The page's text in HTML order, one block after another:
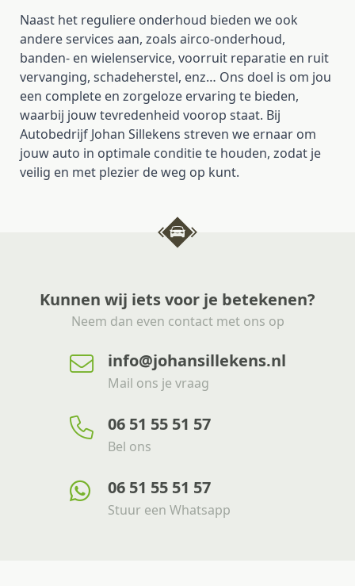
Naast het reguliere onderhoud bieden we ook
andere services aan, zoals airco-onderhoud,
banden- en wielenservice, voorruit reparatie en ruit
vervanging, schadeherstel, enz… Ons doel is om jou
een complete en zorgeloze ervaring te bieden,
waarbij jouw tevredenheid voorop staat. Bij
Autobedrijf Johan Sillekens streven we ernaar om
jouw auto in optimale conditie te houden, zodat je
veilig en met plezier de weg op kunt.
Kunnen wij iets voor je betekenen?
Neem dan even contact met ons op
info@johansillekens.nl
Mail ons je vraag
06 51 55 51 57
Bel ons
06 51 55 51 57
Stuur een Whatsapp